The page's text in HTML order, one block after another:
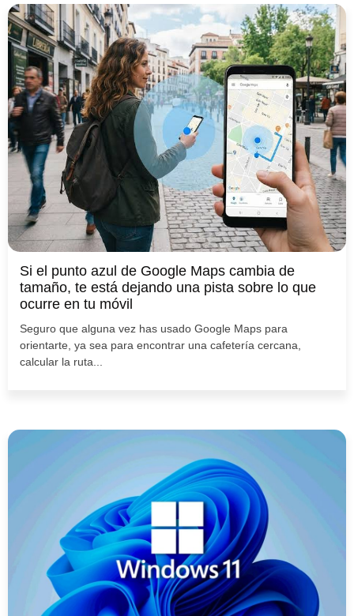
Si el punto azul de Google Maps cambia de
tamaño, te está dejando una pista sobre lo que
ocurre en tu móvil
Seguro que alguna vez has usado Google Maps para
orientarte, ya sea para encontrar una cafetería cercana,
calcular la ruta...